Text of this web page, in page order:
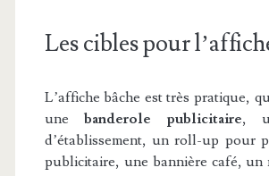
Les cibles pour
L’affiche bâche est très pratique,
une banderole publicitaire,
d’établissement, un roll-up pour
publicitaire, une bannière café, un